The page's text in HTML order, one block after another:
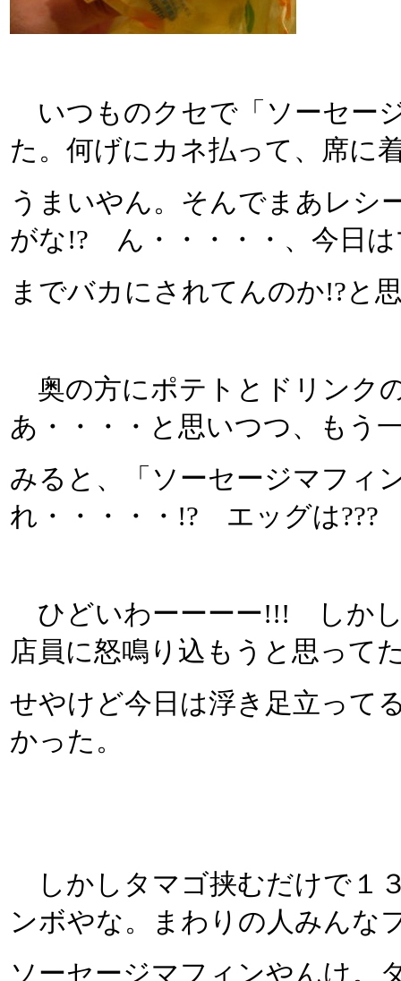
いつものクセで「ソーセー
た。何げにカネ払って、席に
うまいやん。そんでまあレシ
がな!? ん・・・・・、今日
までバカにされてんのか!?と
奥の方にポテトとドリンク
あ・・・・と思いつつ、もう
みると、「ソーセージマフィ
れ・・・・・!? エッグは???
ひどいわーーーー!!! しかし
店員に怒鳴り込もうと思って
せやけど今日は浮き足立って
かった。
しかしタマゴ挟むだけで１
ンボやな。まわりの人みんな
ソーセージマフィンやんけ。